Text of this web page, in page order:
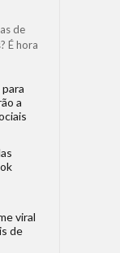
de
É hora
a
viral
de